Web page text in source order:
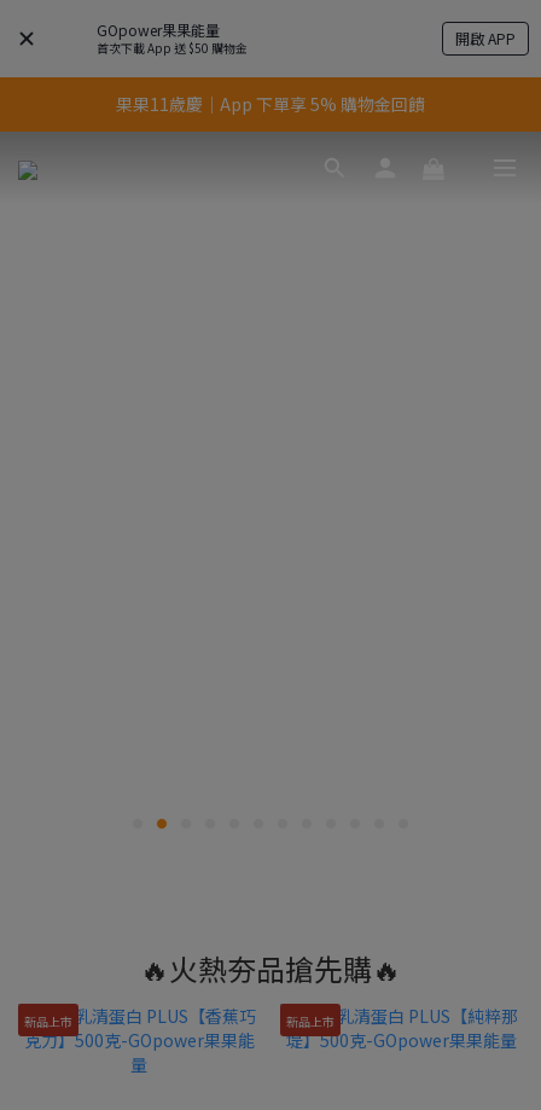
GOpower果果能量
首次下載 App 送 $50 購物金 開啟 APP
果果11歲慶｜App 下單享 5% 購物金回饋
果果11歲慶｜App 下單享 5% 購物金回饋
結帳輸入優惠代碼【gopower】享全單95折優惠！
🔥火熱夯品搶先購🔥
新品上市 新品上市